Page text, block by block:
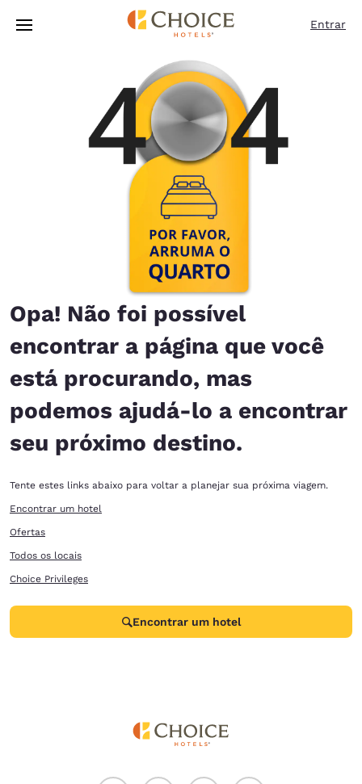
Pular Para Conteúdo Principal
Entrar
Opa! Não foi possível
encontrar a página que você
está procurando, mas
podemos ajudá-lo a encontrar
seu próximo destino.
Tente estes links abaixo para voltar a planejar sua próxima viagem.
Encontrar um hotel
Ofertas
Todos os locais
Choice Privileges
Encontrar um hotel